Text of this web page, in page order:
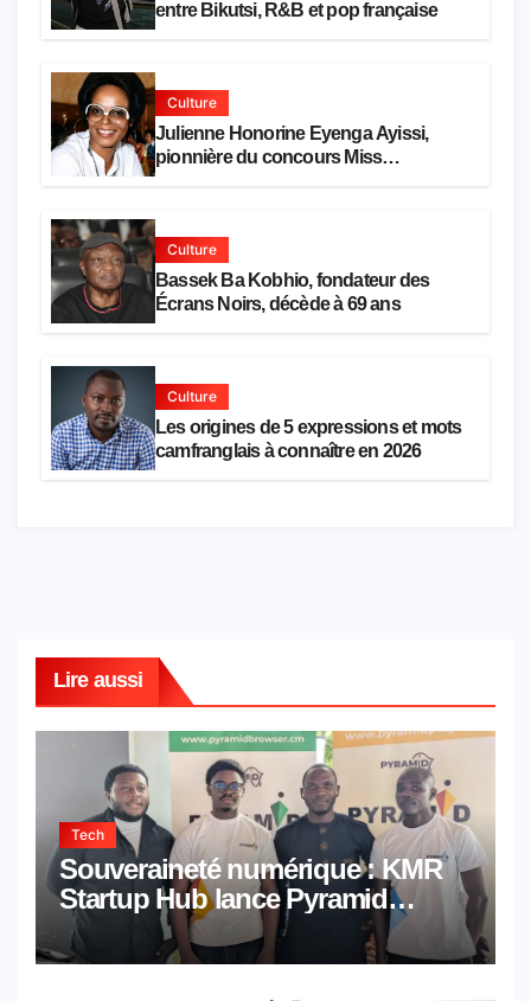
entre Bikutsi, R&B et pop française
Culture
Julienne Honorine Eyenga Ayissi,
pionnière du concours Miss
Culture
Bassek Ba Kobhio, fondateur des
Écrans Noirs, décède à 69 ans
Culture
Les origines de 5 expressions et mots
camfranglais à connaître en 2026
Lire aussi
Tech
Souveraineté numérique : KMR
Startup Hub lance Pyramid
Browser et Pyramid Mail, deux
solutions numériques made in